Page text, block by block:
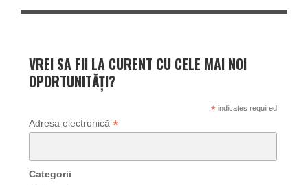
VREI SA FII LA CURENT CU CELE MAI NOI
OPORTUNITĂȚI?
*indicates required
Adresa electronică *
Categorii